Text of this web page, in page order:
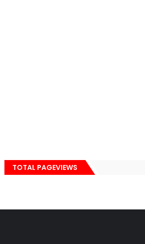
TOTAL PAGEVIEWS